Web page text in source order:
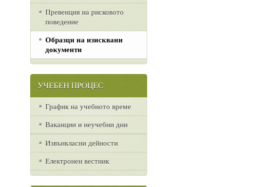
Превенция на рисковото
поведение
Образци на изисквани
документи
УЧЕБЕН ПРОЦЕС
График на учебното време
Ваканции и неучебни дни
Извънкласни дейности
Електронен вестник